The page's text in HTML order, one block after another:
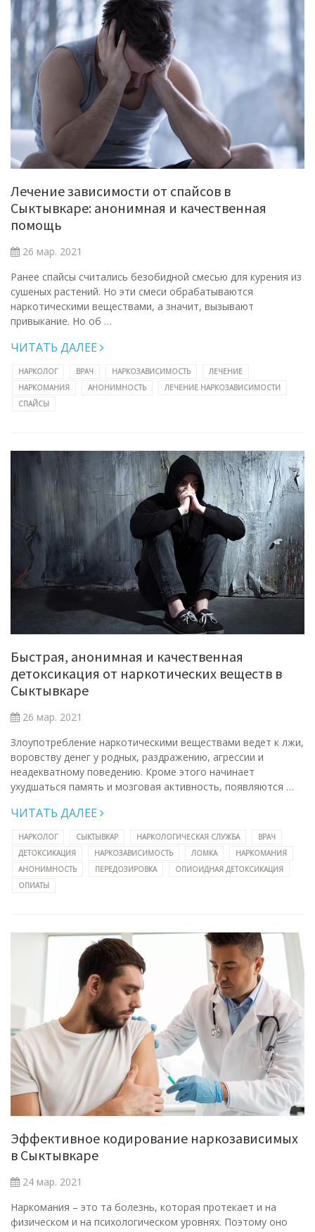
Лечение зависимости от спайсов в
Сыктывкаре: анонимная и качественная
помощь
26 мар. 2021
Ранее спайсы считались безобидной смесью для курения из
сушеных растений. Но эти смеси обрабатываются
наркотическими веществами, а значит, вызывают
привыкание. Но об …
ЧИТАТЬ ДАЛЕЕ
НАРКОЛОГ ВРАЧ НАРКОЗАВИСИМОСТЬ
ЛЕЧЕНИЕ
НАРКОМАНИЯ
АНОНИМНОСТЬ
ЛЕЧЕНИЕ НАРКОЗАВИСИМОСТИ
СПАЙСЫ
Быстрая, анонимная и качественная
детоксикация от наркотических веществ в
Сыктывкаре
26 мар. 2021
Злоупотребление наркотическими веществами ведет к лжи,
воровству денег у родных, раздражению, агрессии и
неадекватному поведению. Кроме этого начинает
ухудшаться память и мозговая активность, появляются …
ЧИТАТЬ ДАЛЕЕ
НАРКОЛОГ СЫКТЫВКАР НАРКОЛОГИЧЕСКАЯ СЛУЖБА
ВРАЧ
ДЕТОКСИКАЦИЯ
НАРКОЗАВИСИМОСТЬ ЛОМКА
НАРКОМАНИЯ
АНОНИМНОСТЬ
ПЕРЕДОЗИРОВКА
ОПИОИДНАЯ ДЕТОКСИКАЦИЯ
ОПИАТЫ
Эффективное кодирование наркозависимых
в Сыктывкаре
24 мар. 2021
Наркомания – это та болезнь, которая протекает и на
физическом и на психологическом уровнях. Поэтому оно